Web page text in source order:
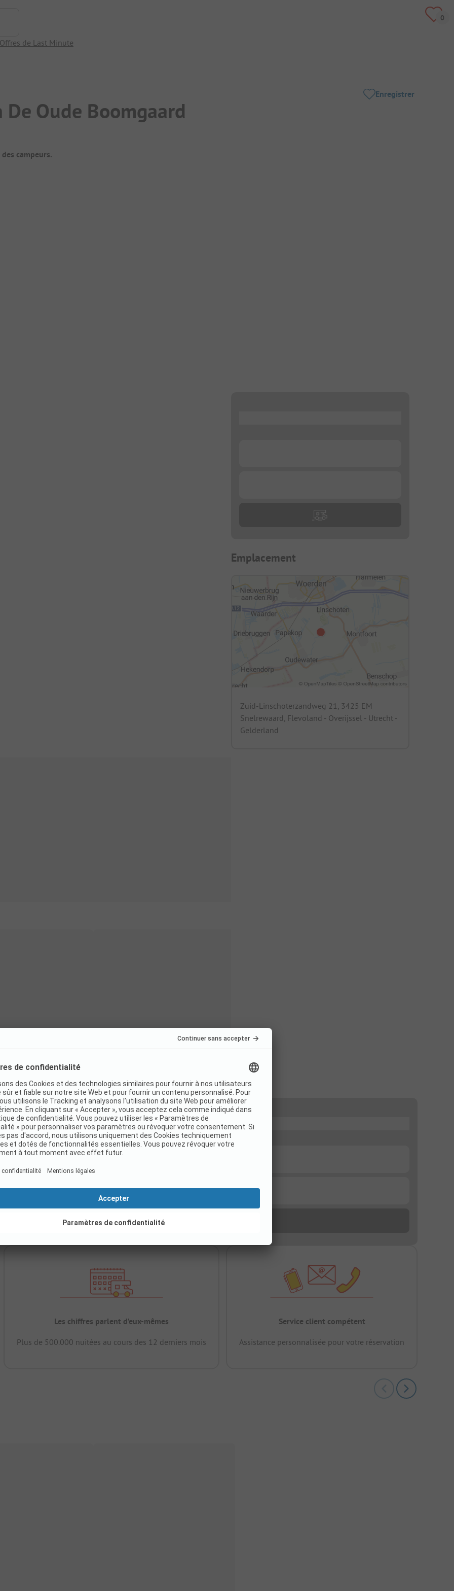
Offres de Last Minute
Oude Boomgaard
Enregistrer
campeurs.
Emplacement
Zuid-Linschoterzandweg 21, 3425 EM
Snelrewaard, Flevoland - Overijssel - Utrecht -
Gelderland
Les chiffres parlent d’eux-mêmes
Plus de 500.000 nuitées au cours des 12 derniers mois
Service client compétent
Assistance personnalisée pour votre réservation